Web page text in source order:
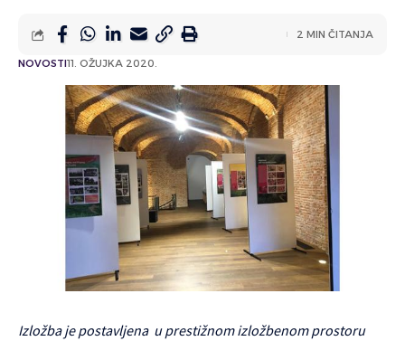
NOVOSTI11. OŽUJKA 2020.
2 MIN ČITANJA
Izložba je postavljena u prestižnom izložbenom prostoru